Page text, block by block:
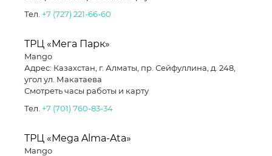
Тел. +7 (727) 221-66-60
ТРЦ «Мега Парк»
Mango
Адрес: Казахстан, г. Алматы, пр. Сейфуллина, д. 248,
угол ул. Макатаева
Смотреть часы работы и карту
Тел. +7 (701) 760-83-34
ТРЦ «Mega Alma-Ata»
Mango